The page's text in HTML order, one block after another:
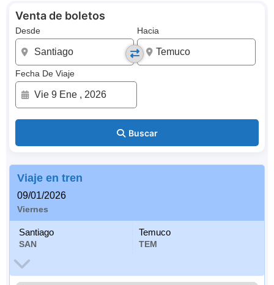
Venta de boletos
Desde Hacia
Fecha De Viaje
Buscar
Viaje en tren
09/01/2026
Viernes
Santiago
SAN
Temuco
TEM